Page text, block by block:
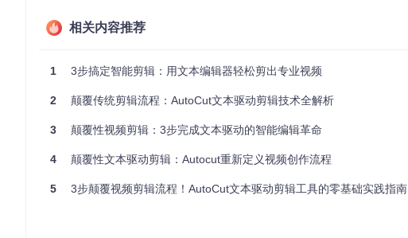
sudo apt update &&
安装部署：如何快速获取并安装AutoCut？
担心部署过程复杂？只需三步即可完成AutoCut的安装：
# 克隆项目仓库
clone https://gitcode.com/GitHub_Trending/au/autocut
相关内容推荐
1 3步搞定智能剪辑：用文本编辑器轻松剪出专业视频
2 颠覆传统剪辑流程：AutoCut文本驱动剪辑技术全解析
3 颠覆性视频剪辑：3步完成文本驱动的智能编辑革命
4 颠覆性文本驱动剪辑：Autocut重新定义视频创作流程
5 3步颠覆视频剪辑流程！AutoCut文本驱动剪辑工具的零基础实践指南